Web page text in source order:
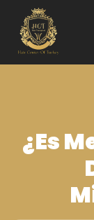
¿Es